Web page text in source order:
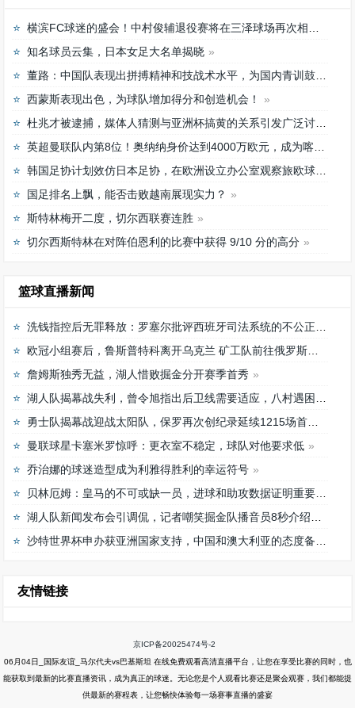
横滨FC球迷的盛会！中村俊辅退役赛将在三泽球场再次相聚
知名球员云集，日本女足大名单揭晓
董路：中国队表现出拼搏精神和技战术水平，为国内青训鼓舞
西蒙斯表现出色，为球队增加得分和创造机会！
杜兆才被逮捕，媒体人猜测与亚洲杯搞黄的关系引发广泛讨论
英超曼联队内第8位！奥纳纳身价达到4000万欧元，成为喀麦隆最贵门将
韩国足协计划效仿日本足协，在欧洲设立办公室观察旅欧球员的身体情况
国足排名上飘，能否击败越南展现实力？
斯特林梅开二度，切尔西联赛连胜
切尔西斯特林在对阵伯恩利的比赛中获得 9/10 分的高分
篮球直播新闻
洗钱指控后无罪释放：罗塞尔批评西班牙司法系统的不公正待遇
欧冠小组赛后，鲁斯普特科离开乌克兰 矿工队前往俄罗斯，未来发展如何？
詹姆斯独秀无益，湖人惜败掘金分开赛季首秀
湖人队揭幕战失利，曾令旭指出后卫线需要适应，八村遇困难
勇士队揭幕战迎战太阳队，保罗再次创纪录延续1215场首发之路
曼联球星卡塞米罗惊呼：更衣室不稳定，球队对他要求低
乔治娜的球迷造型成为利雅得胜利的幸运符号
贝林厄姆：皇马的不可或缺一员，进球和助攻数据证明重要性
湖人队新闻发布会引调侃，记者嘲笑掘金队播音员8秒介绍首发阵容速度
沙特世界杯申办获亚洲国家支持，中国和澳大利亚的态度备受关注
友情链接
京ICP备20025474号-2
06月04日_国际友谊_马尔代夫vs巴基斯坦 在线免费观看高清直播平台，让您在享受比赛的同时，也
能获取到最新的比赛直播资讯，成为真正的球迷。无论您是个人观看比赛还是聚会观赛，我们都能提
供最新的赛程表，让您畅快体验每一场赛事直播的盛宴